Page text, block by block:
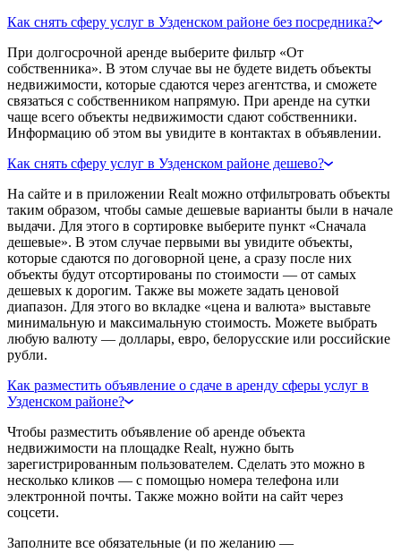
Как снять сферу услуг в Узденском районе без посредника?
При долгосрочной аренде выберите фильтр «От
собственника». В этом случае вы не будете видеть объекты
недвижимости, которые сдаются через агентства, и сможете
связаться с собственником напрямую. При аренде на сутки
чаще всего объекты недвижимости сдают собственники.
Информацию об этом вы увидите в контактах в объявлении.
Как снять сферу услуг в Узденском районе дешево?
На сайте и в приложении Realt можно отфильтровать объекты
таким образом, чтобы самые дешевые варианты были в начале
выдачи. Для этого в сортировке выберите пункт «Сначала
дешевые». В этом случае первыми вы увидите объекты,
которые сдаются по договорной цене, а сразу после них
объекты будут отсортированы по стоимости — от самых
дешевых к дорогим. Также вы можете задать ценовой
диапазон. Для этого во вкладке «цена и валюта» выставьте
минимальную и максимальную стоимость. Можете выбрать
любую валюту — доллары, евро, белорусские или российские
рубли.
Как разместить объявление о сдаче в аренду сферы услуг в
Узденском районе?
Чтобы разместить объявление об аренде объекта
недвижимости на площадке Realt, нужно быть
зарегистрированным пользователем. Сделать это можно в
несколько кликов — с помощью номера телефона или
электронной почты. Также можно войти на сайт через
соцсети.
Заполните все обязательные (и по желанию —